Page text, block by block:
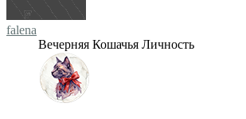
falena
Вечерняя Кошачья Личность